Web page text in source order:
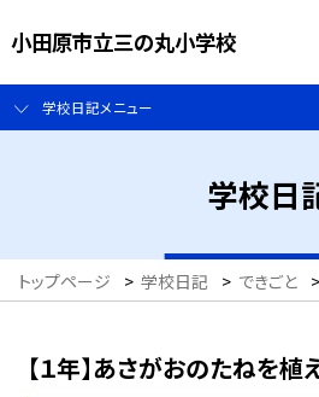
小田原市立三の丸小学校
学校日記メニュー
学校日
トップページ > 学校日記 > できごと >
【１年】あさがおのたねを植